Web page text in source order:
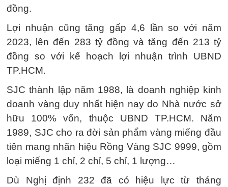
đồng.
Lợi nhuận cũng tăng gấp 4,6 lần so với năm
2023, lên đến 283 tỷ đồng và tăng đến 213 tỷ
đồng so với kế hoạch lợi nhuận trình UBND
TP.HCM.
SJC thành lập năm 1988, là doanh nghiệp kinh
doanh vàng duy nhất hiện nay do Nhà nước sở
hữu 100% vốn, thuộc UBND TP.HCM. Năm
1989, SJC cho ra đời sản phẩm vàng miếng đầu
tiên mang nhãn hiệu Rồng Vàng SJC 9999, gồm
loại miếng 1 chỉ, 2 chỉ, 5 chỉ, 1 lượng…
Dù Nghị định 232 đã có hiệu lực từ tháng